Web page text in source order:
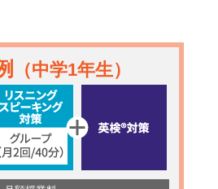
（中学1年生）